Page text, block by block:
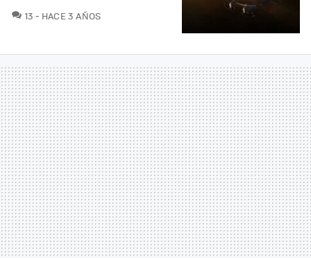
13 COMENTARIOS
HACE 3 AÑOS